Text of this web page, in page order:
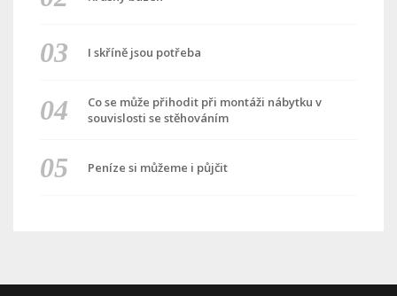
I skříně jsou potřeba
Co se může přihodit při montáži nábytku v
souvislosti se stěhováním
Peníze si můžeme i půjčit